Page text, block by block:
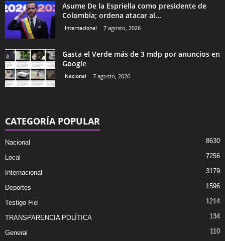
Asume De la Espriella como presidente de
Colombia; ordena atacar al...
Internacional 7 agosto, 2026
Gasta el Verde más de 3 mdp por anuncios en
Google
Nacional 7 agosto, 2026
CATEGORÍA POPULAR
Nacional 8630
Local 7256
Internacional 3179
Deportes 1596
Testigo Fiel 1214
TRANSPARENCIA POLÍTICA 134
General 110